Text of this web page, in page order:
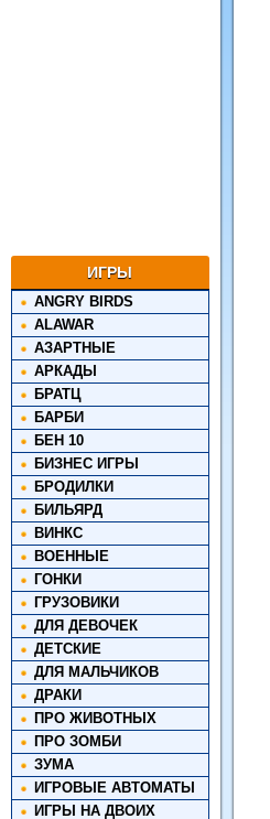
ИГРЫ
ANGRY BIRDS
ALAWAR
АЗАРТНЫЕ
АРКАДЫ
БРАТЦ
БАРБИ
БЕН 10
БИЗНЕС ИГРЫ
БРОДИЛКИ
БИЛЬЯРД
ВИНКС
ВОЕННЫЕ
ГОНКИ
ГРУЗОВИКИ
ДЛЯ ДЕВОЧЕК
ДЕТСКИЕ
ДЛЯ МАЛЬЧИКОВ
ДРАКИ
ПРО ЖИВОТНЫХ
ПРО ЗОМБИ
ЗУМА
ИГРОВЫЕ АВТОМАТЫ
ИГРЫ НА ДВОИХ